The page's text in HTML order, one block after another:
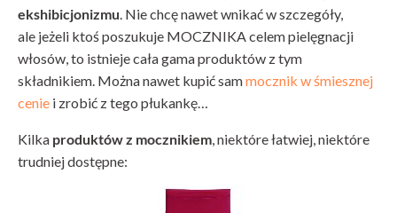
ekshibicjonizmu. Nie chcę nawet wnikać w szczegóły,
ale jeżeli ktoś poszukuje MOCZNIKA celem pielęgnacji
włosów, to istnieje cała gama produktów z tym
składnikiem. Można nawet kupić sammocznik w śmiesznej
cenie i zrobić z tego płukankę…
Kilka produktów z mocznikiem, niektóre łatwiej, niektóre
trudniej dostępne: